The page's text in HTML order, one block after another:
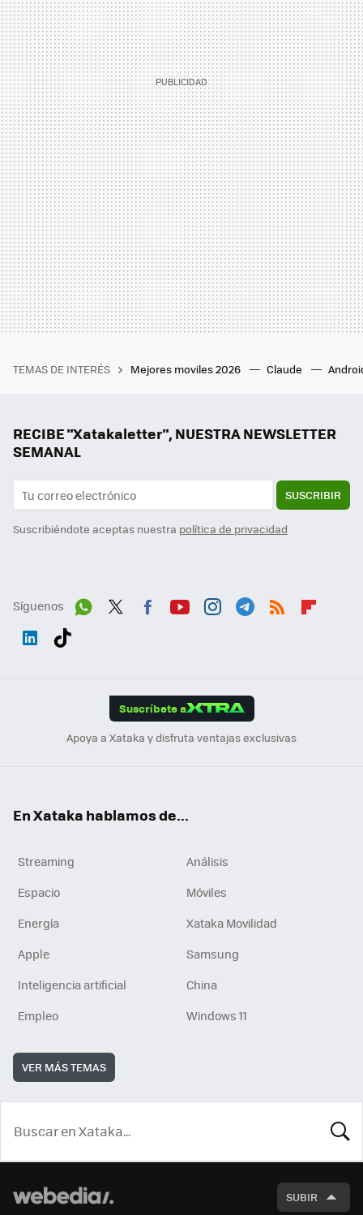
TEMAS DE INTERÉS Mejores moviles 2026 Claude
RECIBE "Xatakaletter", NUESTRA NEWSLETTER
SEMANAL
SUSCRIBIR
Suscribiéndote aceptas nuestra política de privacidad
Síguenos
Suscríbete a
Apoya a Xataka y disfruta ventajas exclusivas
En Xataka hablamos de...
Streaming
Análisis
Espacio
Móviles
Energía
Xataka Movilidad
Apple
Samsung
Inteligencia artificial
China
Empleo
Windows 11
VER MÁS TEMAS
SUBIR